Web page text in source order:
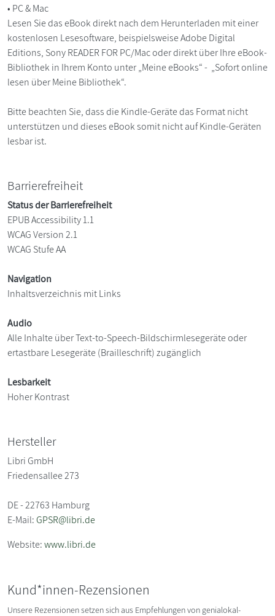
• PC & Mac
Lesen Sie das eBook direkt nach dem Herunterladen mit einer
kostenlosen Lesesoftware, beispielsweise Adobe Digital
Editions, Sony READER FOR PC/Mac oder direkt über Ihre eBook-
Bibliothek in Ihrem Konto unter „Meine eBooks“ - „Sofort online
lesen über Meine Bibliothek“.
Bitte beachten Sie, dass die Kindle-Geräte das Format nicht
unterstützen und dieses eBook somit nicht auf Kindle-Geräten
lesbar ist.
Barrierefreiheit
Status der Barrierefreiheit
EPUB Accessibility 1.1
WCAG Version 2.1
WCAG Stufe AA
Navigation
Inhaltsverzeichnis mit Links
Audio
Alle Inhalte über Text-to-Speech-Bildschirmlesegeräte oder
ertastbare Lesegeräte (Brailleschrift) zugänglich
Lesbarkeit
Hoher Kontrast
Hersteller
Libri GmbH
Friedensallee 273
DE - 22763 Hamburg
E-Mail:GPSR@libri.de
Website:www.libri.de
Kund*innen-Rezensionen
Unsere Rezensionen setzen sich aus Empfehlungen von genialokal-